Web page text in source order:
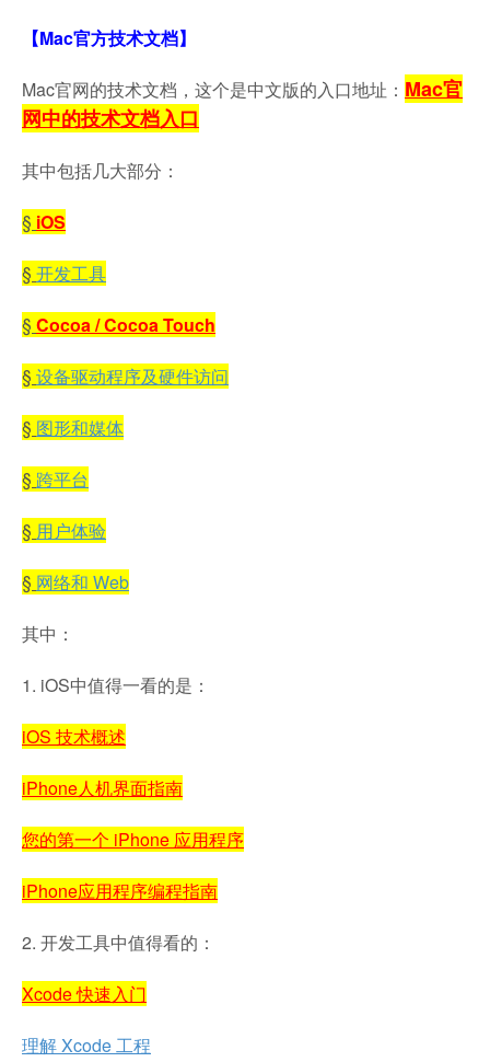
【Mac官方技术文档】
Mac官网的技术文档，这个是中文版的入口地址： Mac官
网中的技术文档入口
其中包括几大部分：
§ iOS
§ 开发工具
§ Cocoa / Cocoa Touch
§ 设备驱动程序及硬件访问
§ 图形和媒体
§ 跨平台
§ 用户体验
§ 网络和 Web
其中：
1. iOS中值得一看的是：
iOS 技术概述
iPhone人机界面指南
您的第一个 iPhone 应用程序
iPhone应用程序编程指南
2. 开发工具中值得看的：
Xcode 快速入门
理解 Xcode 工程